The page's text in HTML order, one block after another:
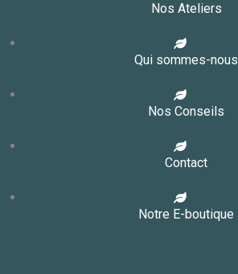
Nos Ateliers
Qui sommes-nous
Nos Conseils
Contact
Notre E-boutique